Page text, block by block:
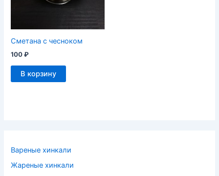
Вареные хинкали
Жареные хинкали
Сметана с чесноком
100₽
В корзину